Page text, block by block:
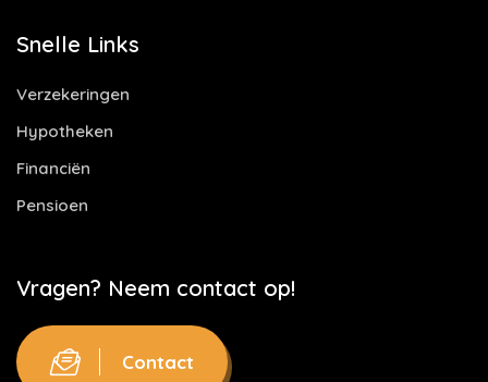
Snelle Links
Verzekeringen
Hypotheken
Financiën
Pensioen
Vragen? Neem contact op!
Contact